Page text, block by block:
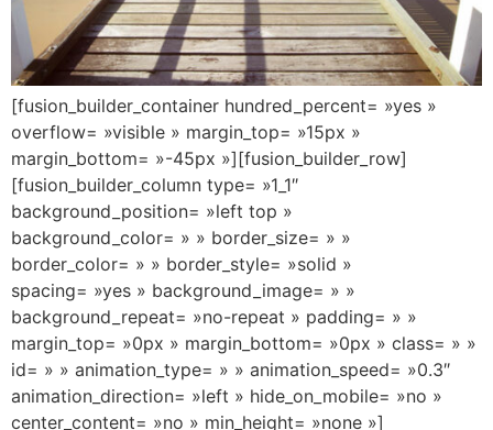
[fusion_builder_container hundred_percent= »yes »
overflow= »visible » margin_top= »15px »
margin_bottom= »-45px »][fusion_builder_row]
[fusion_builder_column type= »1_1″
background_position= »left top »
background_color= » » border_size= » »
border_color= » » border_style= »solid »
spacing= »yes » background_image= » »
background_repeat= »no-repeat » padding= » »
margin_top= »0px » margin_bottom= »0px » class= » »
id= » » animation_type= » » animation_speed= »0.3″
animation_direction= »left » hide_on_mobile= »no »
center_content= »no » min_height= »none »]